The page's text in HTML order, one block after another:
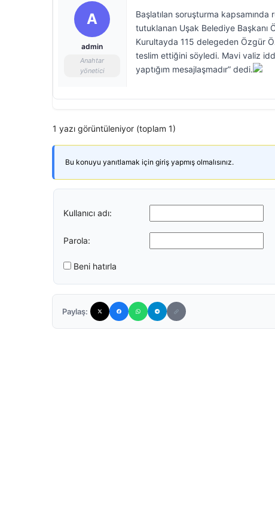
A
admin
Anahtar
yönetici
Başlatılan soruşturma kapsamında
tutuklanan Uşak Belediye Başkanı
Kurultayda 115 delegeden Özgür
teslim ettiğini söyledi. Mavi valiz
yaptığım mesajlaşmadır” dedi.
1 yazı görüntüleniyor (toplam 1)
Bu konuyu yanıtlamak için giriş yapmış olmalısınız.
Kullanıcı adı:
Parola:
Beni hatırla
Paylaş: